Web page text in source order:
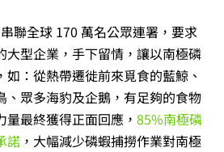
聯全球 170 萬名公眾連署，要求
大型企業，手下留情，讓以南極磷
：從熱帶遷徙前來覓食的藍鯨、
、眾多海豹及企鵝，有足夠的食物
最終獲得正面回應， 85%南極磷
諾 ，大幅減少磷蝦捕撈作業對南極